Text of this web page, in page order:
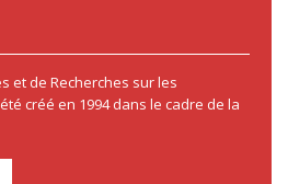
et de Recherches sur les
créé en 1994 dans le cadre de la